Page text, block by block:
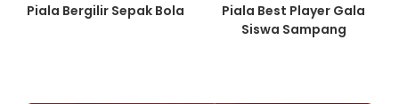
Piala Bergilir Sepak Bola
Piala Best Player Gala
Siswa Sampang